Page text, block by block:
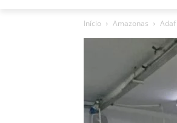
Início Amazonas